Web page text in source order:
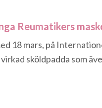
Reumatikers
18 mars, på
sköldpadda som